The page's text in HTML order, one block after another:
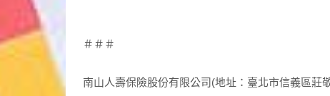
＃＃＃
南山人壽保險股份有限公司(地址：臺北市信義區莊